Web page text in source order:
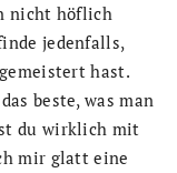
nicht höflich
jedenfalls,
hast.
beste, was man
du wirklich mit
mir glatt eine